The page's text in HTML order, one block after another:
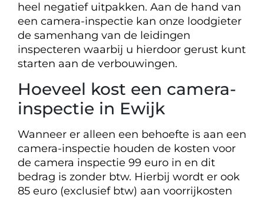
heel negatief uitpakken. Aan de hand van
een camera-inspectie kan onze loodgieter
de samenhang van de leidingen
inspecteren waarbij u hierdoor gerust kunt
starten aan de verbouwingen.
Hoeveel kost een camera-
inspectie in Ewijk
Wanneer er alleen een behoefte is aan een
camera-inspectie houden de kosten voor
de camera inspectie 99 euro in en dit
bedrag is zonder btw. Hierbij wordt er ook
85 euro (exclusief btw) aan voorrijkosten